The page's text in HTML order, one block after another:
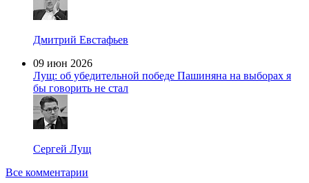
Дмитрий Евстафьев
09 июн 2026
Лущ: об убедительной победе Пашиняна на выборах я
бы говорить не стал
Сергей Лущ
Все комментарии